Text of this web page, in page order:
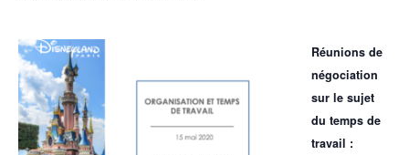
Réunions de
négociation
sur le sujet
du temps de
travail :